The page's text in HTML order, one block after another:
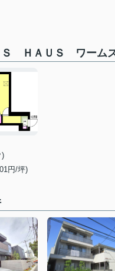
Ｓ ＨＡＵＳ ワーム
)
円/坪)